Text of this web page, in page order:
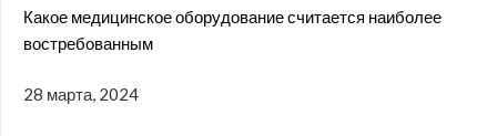
Какое медицинское оборудование считается наиболее
востребованным
28 марта, 2024